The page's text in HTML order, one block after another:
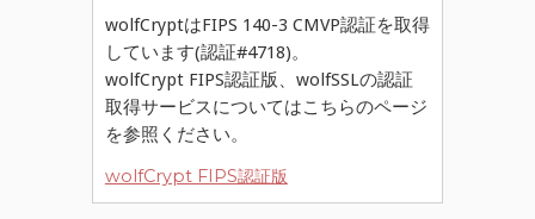
wolfCryptはFIPS 140-3 CMVP認証を取得
しています(認証#4718)。
wolfCrypt FIPS認証版、wolfSSLの認証
取得サービスについてはこちらのページ
を参照ください。
wolfCrypt FIPS認証版